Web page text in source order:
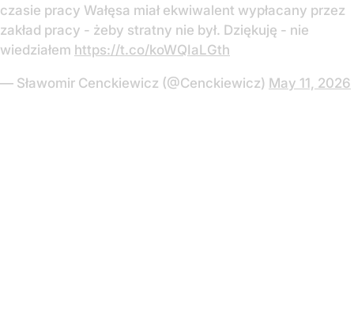
czasie pracy Wałęsa miał ekwiwalent wypłacany przez
zakład pracy - żeby stratny nie był. Dziękuję - nie
wiedziałem https://t.co/koWQIaLGth
— Sławomir Cenckiewicz (@Cenckiewicz) May 11, 2026